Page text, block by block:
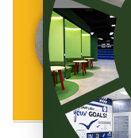
OSNOVNA
ŠKOLA